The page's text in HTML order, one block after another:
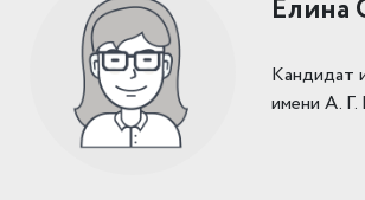
Елина
Кандидат
имени А.